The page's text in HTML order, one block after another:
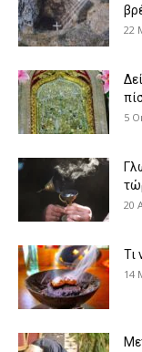
22
5
20
Τι
14